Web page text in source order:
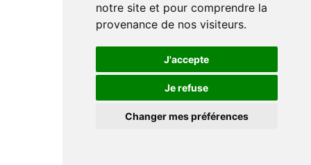
notre site et pour comprendre la
provenance de nos visiteurs.
J'accepte
Je refuse
Changer mes préférences